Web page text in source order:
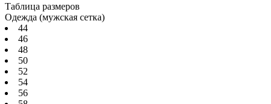
Таблица размеров
Одежда (мужская сетка)
44
46
48
50
52
54
56